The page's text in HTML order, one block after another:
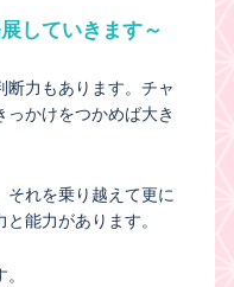
していきます～
断力もあります。チャ
っかけをつかめば大き
それを乗り越えて更に
能力があります。